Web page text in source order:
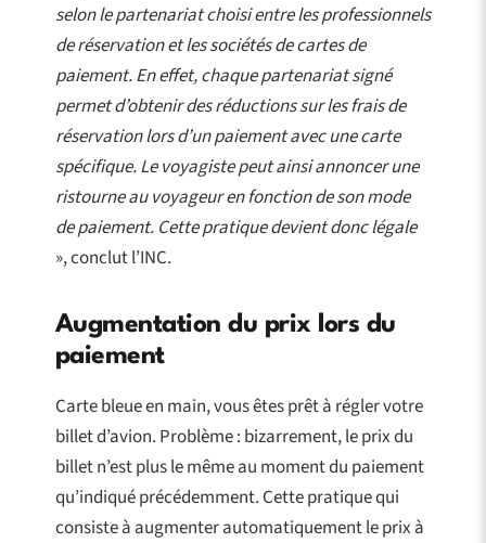
selon le partenariat choisi entre les professionnels
de réservation et les sociétés de cartes de
paiement. En effet, chaque partenariat signé
permet d’obtenir des réductions sur les frais de
réservation lors d’un paiement avec une carte
spécifique. Le voyagiste peut ainsi annoncer une
ristourne au voyageur en fonction de son mode
de paiement. Cette pratique devient donc légale
», conclut l’INC.
Augmentation du prix lors du
paiement
Carte bleue en main, vous êtes prêt à régler votre
billet d’avion. Problème : bizarrement, le prix du
billet n’est plus le même au moment du paiement
qu’indiqué précédemment. Cette pratique qui
consiste à augmenter automatiquement le prix à